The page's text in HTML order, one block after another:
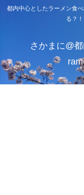
都内中心としたラーメン食
る？
さかまに@